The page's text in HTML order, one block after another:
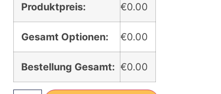
Produktpreis: €0.00
Gesamt Optionen: €0.00
Bestellung Gesamt: €0.00